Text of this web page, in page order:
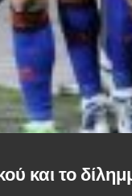
και το